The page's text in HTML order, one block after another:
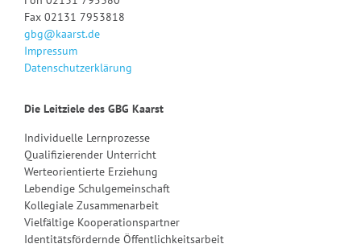
Fax 02131 7953818
gbg@kaarst.de
Impressum
Datenschutzerklärung
Die Leitziele des GBG Kaarst
Individuelle Lernprozesse
Qualifizierender Unterricht
Werteorientierte Erziehung
Lebendige Schulgemeinschaft
Kollegiale Zusammenarbeit
Vielfältige Kooperationspartner
Identitätsfördernde Öffentlichkeitsarbeit